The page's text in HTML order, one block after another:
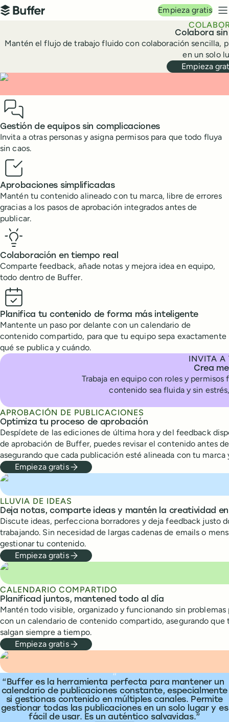
Navegación principal
Buffer
Empieza gratis
Colabora
Mantén el flujo de trabajo fluido con colaboración sencilla,
en un solo
Empieza
Benefits
Gestión de equipos sin complicaciones
Invita a otras personas y asigna permisos para que todo fluya
sin caos.
Aprobaciones simplificadas
Mantén tu contenido alineado con tu marca, libre de errores
gracias a los pasos de aprobación integrados antes de
publicar.
Colaboración en tiempo real
Comparte feedback, añade notas y mejora idea en equipo,
todo dentro de Buffer.
Planifica tu contenido de forma más inteligente
Mantente un paso por delante con un calendario de
contenido compartido, para que tu equipo sepa exactamente
qué se publica y cuándo.
INVITA A
Crea
Trabaja en equipo con roles y
contenido sea fluida y sin
APROBACIÓN DE PUBLICACIONES
Optimiza tu proceso de aprobación
Despídete de las ediciones de última hora y del feedback
de aprobación de Buffer, puedes revisar el contenido antes
asegurando que cada publicación esté alineada con tu marca
Empieza gratis
LLUVIA DE IDEAS
Deja notas, comparte ideas y mantén la creatividad
Discute ideas, perfecciona borradores y deja feedback justo
trabajando. Sin necesidad de largas cadenas de emails o
gestionar tu contenido.
Empieza gratis
CALENDARIO COMPARTIDO
Planificad juntos, mantened todo al día
Mantén todo visible, organizado y funcionando sin
con un calendario de contenido compartido, asegurando que
salgan siempre a tiempo.
Empieza gratis
What people are saying “
Buffer es la herramienta perfecta para mantener un
calendario de publicaciones constante, especialmente
si gestionas contenido en múltiples canales. Permite
gestionar todas las publicaciones en un solo lugar y es
fácil de usar. Es un auténtico salvavidas.